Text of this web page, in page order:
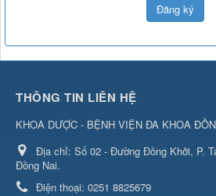
Đăng ký
THÔNG TIN LIÊN HỆ
KHOA DƯỢC - BỆNH VIỆN ĐA KHOA
Địa chỉ: Số 02 - Đường Đồng Khởi, P.
Đồng Nai.
Điện thoại: 0251 8825679